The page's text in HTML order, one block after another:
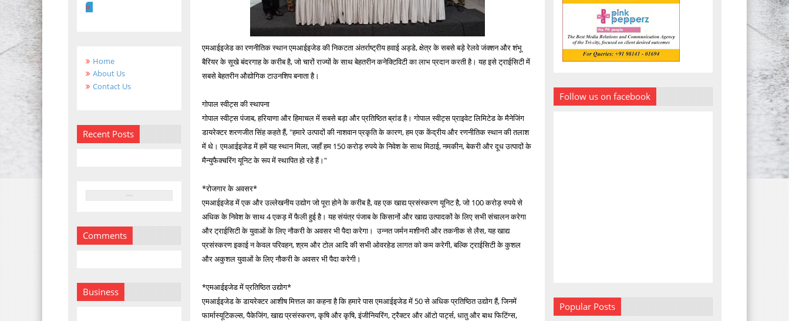
Home
About Us
Contact Us
Recent Posts
Comments
Business
एमआईइजेड का रणनीतिक स्थान एमआईइजेड की निकटता अंतर्राष्ट्रीय हवाई अड्डे, क्षेत्र के सबसे बड़े रेलवे जंक्शन और शंभू
बैरियर के सूखे बंदरगाह के करीब है, जो चारों राज्यों के साथ बेहतरीन कनेक्टिविटी का लाभ प्रदान करती है। यह इसे ट्राईसिटी में
सबसे बेहतरीन औद्योगिक टाउनशिप बनाता है।
गोपाल स्वीट्स की स्थापना
गोपाल स्वीट्स पंजाब, हरियाणा और हिमाचल में सबसे बड़ा और प्रतिष्ठित ब्रांड है। गोपाल स्वीट्स प्राइवेट लिमिटेड के मैनेजिंग
डायरेक्टर शरणजीत सिंह कहते हैं, "हमारे उत्पादों की नाशवान प्रकृति के कारण, हम एक केंद्रीय और रणनीतिक स्थान की तलाश
में थे। एमआईइजेड में हमें यह स्थान मिला, जहाँ हम 150 करोड़ रुपये के निवेश के साथ मिठाई, नमकीन, बेकरी और दूध उत्पादों के
मैन्युफैक्चरिंग यूनिट के रूप में स्थापित हो रहे हैं।"
*रोजगार के अवसर*
एमआईइजेड में एक और उल्लेखनीय उद्योग जो पूरा होने के करीब है, वह एक खाद्य प्रसंस्करण यूनिट है, जो 100 करोड़ रुपये से
अधिक के निवेश के साथ 4 एकड़ में फैली हुई है। यह संयंत्र पंजाब के किसानों और खाद्य उत्पादकों के लिए सभी संचालन करेगा
और ट्राईसिटी के युवाओं के लिए नौकरी के अवसर भी पैदा करेगा। उन्नत जर्मन मशीनरी और तकनीक से लैस, यह खाद्य
प्रसंस्करण इकाई न केवल परिवहन, श्रम और टोल आदि की सभी ओवरहेड लागत को कम करेगी, बल्कि ट्राईसिटी के कुशल
और अकुशल युवाओं के लिए नौकरी के अवसर भी पैदा करेगी।
*एमआईइजेड में प्रतिष्ठित उद्योग*
एमआईइजेड के डायरेक्टर आशीष मित्तल का कहना है कि हमारे पास एमआईइजेड में 50 से अधिक प्रतिष्ठित उद्योग हैं, जिनमें
फार्मास्यूटिकल्स, पैकेजिंग, खाद्य प्रसंस्करण, कृषि और कृषि, इंजीनियरिंग, ट्रैक्टर और ऑटो पार्ट्स, धातु और बाथ फिटिंग्स,
Follow us on facebook
Popular Posts